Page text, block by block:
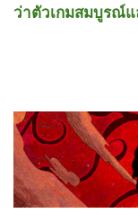
ว่าตัวเกมสมบูรณ์แ